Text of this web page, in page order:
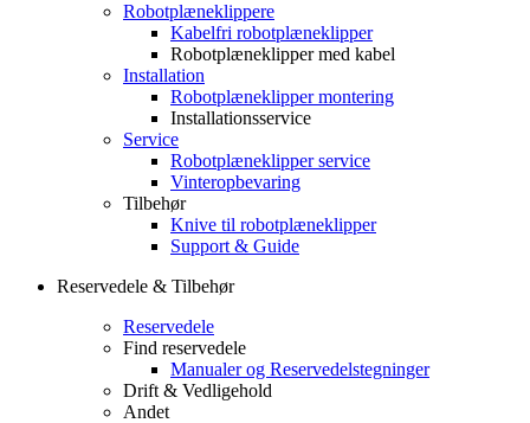
Robotplæneklippere
Kabelfri robotplæneklipper
Robotplæneklipper med kabel
Installation
Robotplæneklipper montering
Installationsservice
Service
Robotplæneklipper service
Vinteropbevaring
Tilbehør
Knive til robotplæneklipper
Support & Guide
Reservedele & Tilbehør
Reservedele
Find reservedele
Manualer og Reservedelstegninger
Drift & Vedligehold
Andet